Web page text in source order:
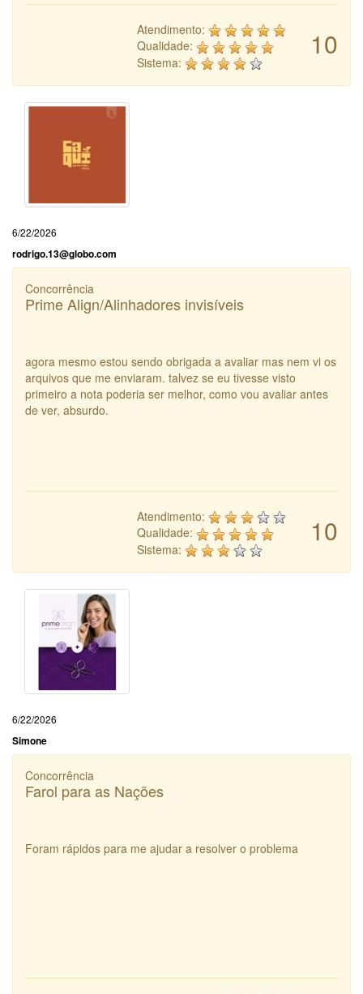
10
Atendimento:
Qualidade:
Sistema:
6/22/2026
rodrigo.13@globo.com
Concorrência
Prime Align/Alinhadores invisíveis
agora mesmo estou sendo obrigada a avaliar mas nem vi os
arquivos que me enviaram. talvez se eu tivesse visto
primeiro a nota poderia ser melhor, como vou avaliar antes
de ver, absurdo.
10
Atendimento:
Qualidade:
Sistema:
6/22/2026
Simone
Concorrência
Farol para as Nações
Foram rápidos para me ajudar a resolver o problema